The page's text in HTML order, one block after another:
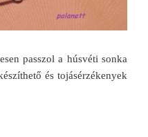
passzol a húsvéti sonka
és tojásérzékenyek